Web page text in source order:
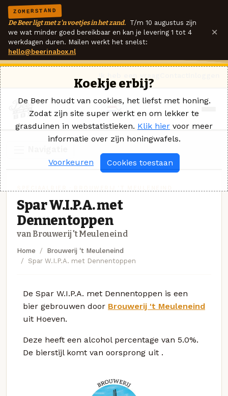
ZOMERSTAND
De Beer ligt met z'n voetjes in het zand. T/m 10 augustus zijn
we wat minder goed bereikbaar en kan je levering 1 tot 4
werkdagen duren. Mailen werkt het snelst:
hello@beerinabox.nl
×
Spar W.I.P.A. met
Dennentoppen
van Brouwerij 't Meuleneind
Home
Brouwerij 't Meuleneind
Spar W.I.P.A. met Dennentoppen
De Spar W.I.P.A. met Dennentoppen is een
bier gebrouwen door Brouwerij 't Meuleneind
uit Hoeven.
Deze heeft een alcohol percentage van 5.0%.
De bierstijl komt van oorsprong uit .
Koekje erbij?
De Beer houdt van cookies, het liefst met honing.
Zodat zijn site super werkt en om lekker te
grasduinen in webstatistieken. Klik hier voor meer
informatie over zijn honingwafels.
Voorkeuren Cookies toestaan